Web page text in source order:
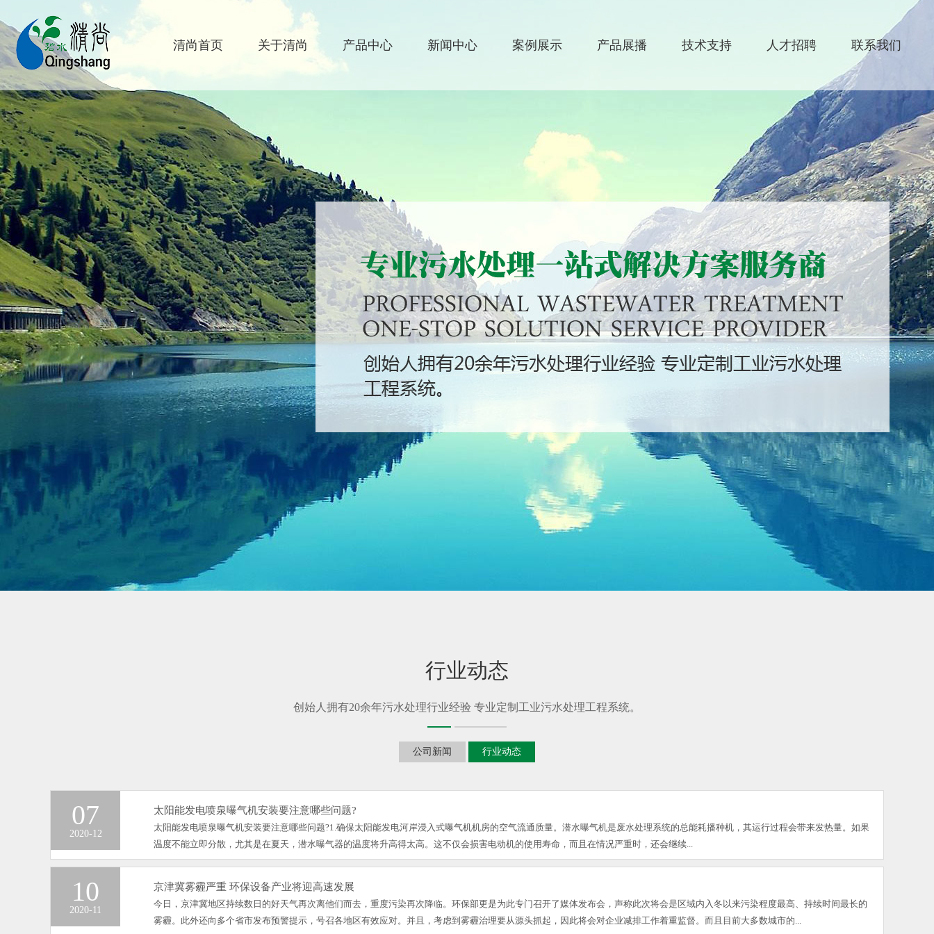
清尚首页 关于清尚 产品中心 新闻中心 案例展示 产品展播 技术支持 人才招聘 联系我们
行业动态
创始人拥有20余年污水处理行业经验 专业定制工业污水处理工程系统。
公司新闻 行业动态
07
2020-12
太阳能发电喷泉曝气机安装要注意哪些问题?
太阳能发电喷泉曝气机安装要注意哪些问题?1.确保太阳能发电河岸浸入式曝气机机房的空气流通质量。潜水曝气机是废水处理系统的总能耗播种机，其运行过程会带来发热量。如果
温度不能立即分散，尤其是在夏天，潜水曝气器的温度将升高得太高。这不仅会损害电动机的使用寿命，而且在情况严重时，还会继续...
10
2020-11
京津冀雾霾严重 环保设备产业将迎高速发展
今日，京津冀地区持续数日的好天气再次离他们而去，重度污染再次降临。环保部更是为此专门召开了媒体发布会，声称此次将会是区域内入冬以来污染程度最高、持续时间最长的
雾霾。此外还向多个省市发布预警提示，号召各地区有效应对。并且，考虑到雾霾治理要从源头抓起，因此将会对企业减排工作着重监督。而且目前大多数城市的...